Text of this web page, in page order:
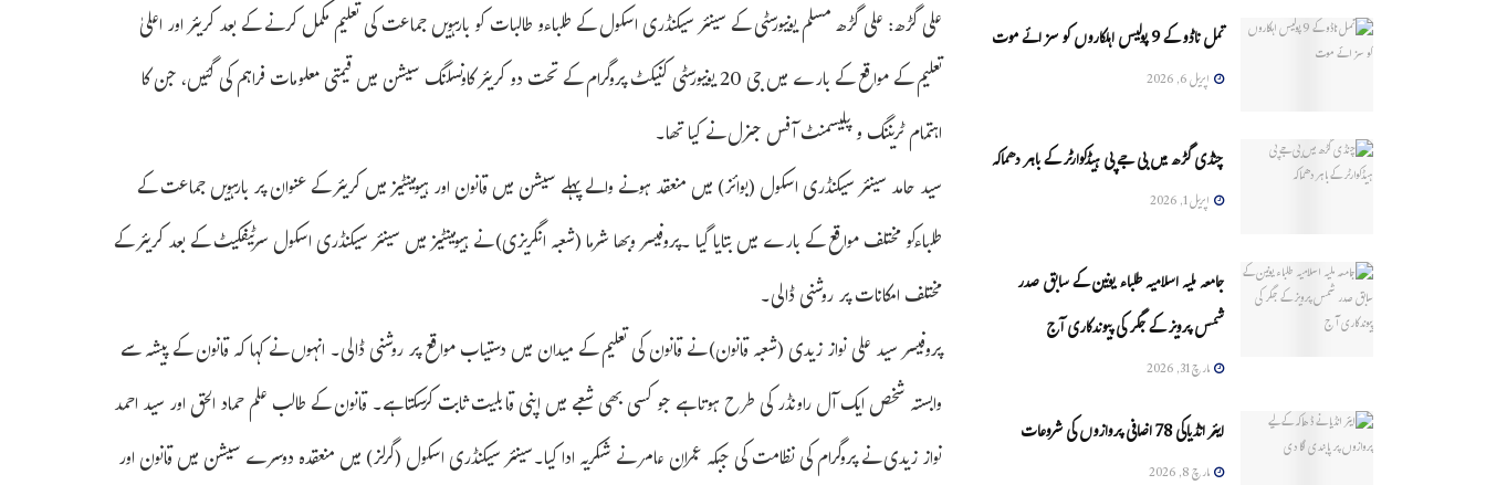
علی گڑھ: علی گڑھ مسلم یونیورسٹی کے سینئر سیکنڈری اسکول کے طلباءو طالبات کو بارہویں جماعت کی تعلیم مکمل کرنے کے بعد کریئر اور اعلیٰ
تعلیم کے مواقع کے بارے میں جی 20 یونیورسٹی کنیکٹ پروگرام کے تحت دو کریئر کاونسلنگ سیشن میں قیمتی معلومات فراہم کی گئیں، جن کا
اہتمام ٹریننگ و پلیسمنٹ آفس جنرل نے کیا تھا۔
سید حامد سینئر سیکنڈری اسکول (بوائز) میں منعقد ہونے والے پہلے سیشن میں قانون اور ہیومینٹیز میں کریئر کے عنوان پر بارہویں جماعت کے
طلباءکو مختلف مواقع کے بارے میں بتایا گیا ۔پروفیسر وبھا شرما (شعبہ انگریزی) نے ہیومینٹیز میں سینئر سیکنڈری اسکول سرٹیفکیٹ کے بعد کریئر کے
مختلف امکانات پر روشنی ڈالی۔
پروفیسر سید علی نواز زیدی (شعبہ قانون) نے قانون کی تعلیم کے میدان میں دستیاب مواقع پر روشنی ڈالی۔ انہوں نے کہا کہ قانون کے پیشہ سے
وابستہ شخص ایک آل راونڈر کی طرح ہوتا ہے جو کسی بھی شعبے میں اپنی قابلیت ثابت کرسکتا ہے۔ قانون کے طالب علم حماد الحق اور سید احمد
نواز زیدی نے پروگرام کی نظامت کی جبکہ عمران عامر نے شکریہ ادا کیا۔سینئر سیکنڈری اسکول (گرلز) میں منعقدہ دوسرے سیشن میں قانون اور
تمل ناڈو کے 9 پولیس اہلکاروں کو سزائے موت
اپریل 6, 2026
چنڈی گڑھ میں بی جے پی ہیڈکوارٹر کے باہر دھماکہ
اپریل 1, 2026
جامعہ ملیہ اسلامیہ طلباء یونین کے سابق صدر
شمس پرویز کے جگر کی پیوندکاری آج
مارچ 31, 2026
ایئر انڈیاکی 78 اضافی پروازوں کی شروعات
مارچ 8, 2026